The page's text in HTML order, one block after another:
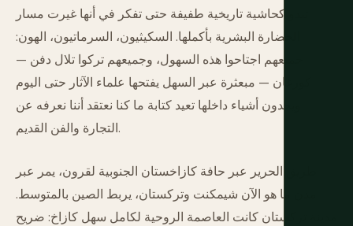
تبدو كحاشية تاريخية طفيفة حتى تفكر في أنها غيرت مسار
الحضارة البشرية بأكملها. السكيثيون، السرماتيون، الهون:
جميعهم اجتاحوا هذه السهول، وجميعهم تركوا تلال دفن —
كورغان — مبعثرة عبر السهل يفتحها علماء الآثار حتى اليوم
ويجدون أشياء داخلها تعيد كتابة ما كنا نعتقد أننا نعرفه عن
التجارة والفن القديم.
طريق الحرير عبر حافة كازاخستان الجنوبية لقرون، يمر عبر
مدن ما هو الآن شيمكنت وتركستان، يربط الصين بالمتوسط.
مدينة تركستان كانت العاصمة الروحية لكامل سهل كازاخ: ضريح